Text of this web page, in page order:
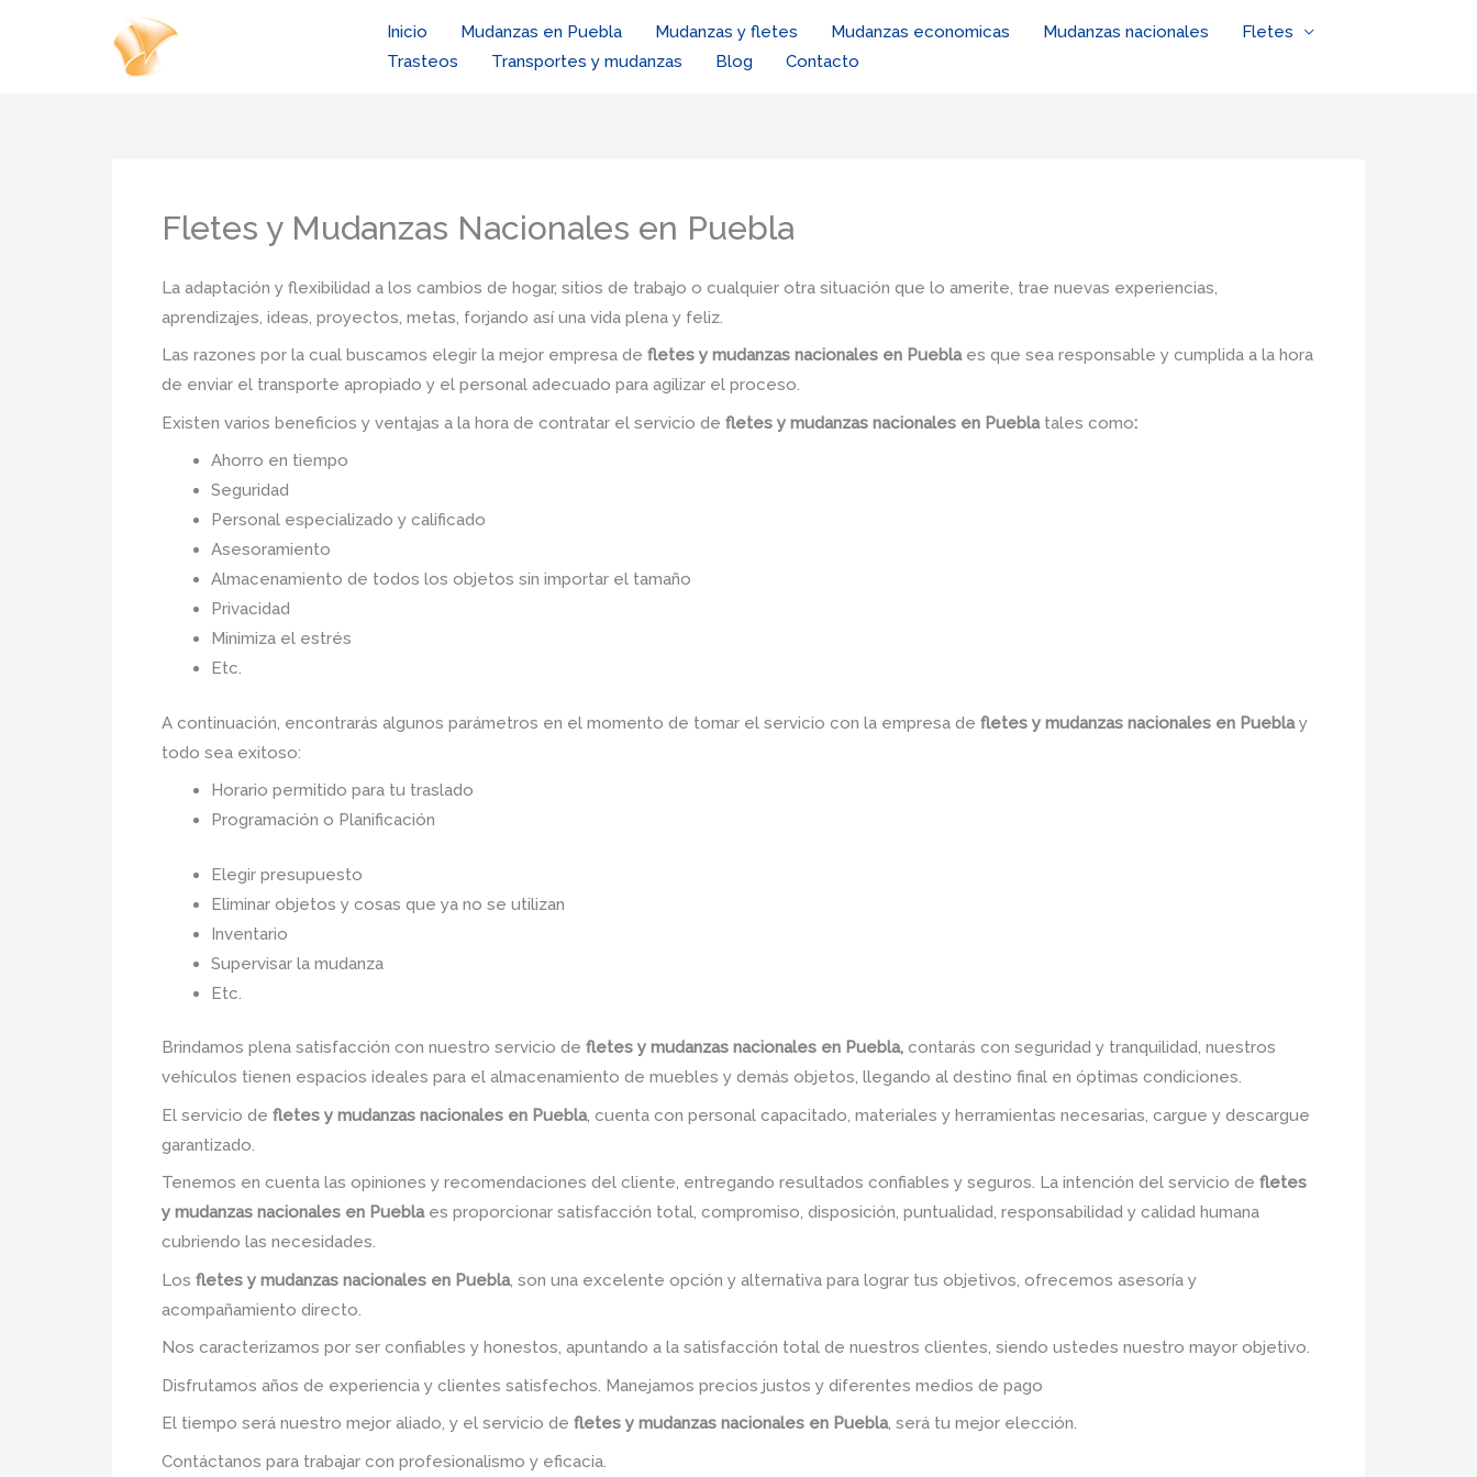
Inicio Mudanzas en Puebla Mudanzas y fletes Mudanzas economicas Mudanzas nacionales
Fletes
Trasteos
Transportes y mudanzas Blog Contacto
Fletes y Mudanzas Nacionales en Puebla
La adaptación y flexibilidad a los cambios de hogar, sitios de trabajo o cualquier otra situación que lo amerite, trae nuevas experiencias,
aprendizajes, ideas, proyectos, metas, forjando así una vida plena y feliz.
Las razones por la cual buscamos elegir la mejor empresa de fletes y mudanzas nacionales en Puebla es que sea responsable y cumplida a la hora
de enviar el transporte apropiado y el personal adecuado para agilizar el proceso.
Existen varios beneficios y ventajas a la hora de contratar el servicio de fletes y mudanzas nacionales en Puebla tales como:
Ahorro en tiempo
Seguridad
Personal especializado y calificado
Asesoramiento
Almacenamiento de todos los objetos sin importar el tamaño
Privacidad
Minimiza el estrés
Etc.
A continuación, encontrarás algunos parámetros en el momento de tomar el servicio con la empresa de fletes y mudanzas nacionales en Pueblay
todo sea exitoso:
Horario permitido para tu traslado
Programación o Planificación
Elegir presupuesto
Eliminar objetos y cosas que ya no se utilizan
Inventario
Supervisar la mudanza
Etc.
Brindamos plena satisfacción con nuestro servicio de fletes y mudanzas nacionales en Puebla, contarás con seguridad y tranquilidad, nuestros
vehículos tienen espacios ideales para el almacenamiento de muebles y demás objetos, llegando al destino final en óptimas condiciones.
El servicio de fletes y mudanzas nacionales en Puebla, cuenta con personal capacitado, materiales y herramientas necesarias, cargue y descargue
garantizado.
Tenemos en cuenta las opiniones y recomendaciones del cliente, entregando resultados confiables y seguros. La intención del servicio de fletes
y mudanzas nacionales en Pueblaes proporcionar satisfacción total, compromiso, disposición, puntualidad, responsabilidad y calidad humana
cubriendo las necesidades.
Los fletes y mudanzas nacionales en Puebla, son una excelente opción y alternativa para lograr tus objetivos, ofrecemos asesoría y
acompañamiento directo.
Nos caracterizamos por ser confiables y honestos, apuntando a la satisfacción total de nuestros clientes, siendo ustedes nuestro mayor objetivo.
Disfrutamos años de experiencia y clientes satisfechos. Manejamos precios justos y diferentes medios de pago
El tiempo será nuestro mejor aliado, y el servicio de fletes y mudanzas nacionales en Puebla, será tu mejor elección.
Contáctanos para trabajar con profesionalismo y eficacia.